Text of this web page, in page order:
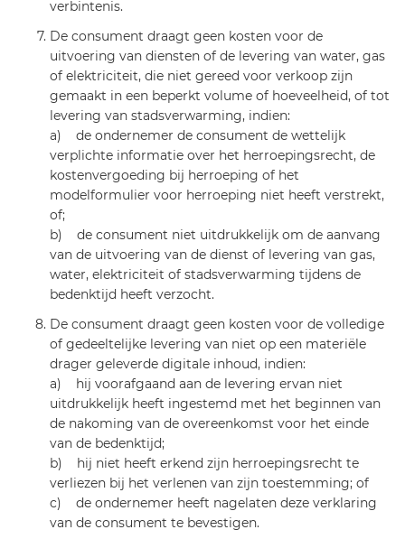
verbintenis.
De consument draagt geen kosten voor de
uitvoering van diensten of de levering van water, gas
of elektriciteit, die niet gereed voor verkoop zijn
gemaakt in een beperkt volume of hoeveelheid, of tot
levering van stadsverwarming, indien:
a) de ondernemer de consument de wettelijk
verplichte informatie over het herroepingsrecht, de
kostenvergoeding bij herroeping of het
modelformulier voor herroeping niet heeft verstrekt,
of;
b) de consument niet uitdrukkelijk om de aanvang
van de uitvoering van de dienst of levering van gas,
water, elektriciteit of stadsverwarming tijdens de
bedenktijd heeft verzocht.
De consument draagt geen kosten voor de volledige
of gedeeltelijke levering van niet op een materiële
drager geleverde digitale inhoud, indien:
a) hij voorafgaand aan de levering ervan niet
uitdrukkelijk heeft ingestemd met het beginnen van
de nakoming van de overeenkomst voor het einde
van de bedenktijd;
b) hij niet heeft erkend zijn herroepingsrecht te
verliezen bij het verlenen van zijn toestemming; of
​c) de ondernemer heeft nagelaten deze verklaring
van de consument te bevestigen.